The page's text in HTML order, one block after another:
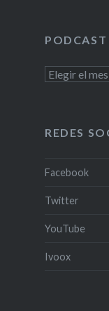
PODCAST
REDES
Facebook
Twitter
YouTube
Ivoox